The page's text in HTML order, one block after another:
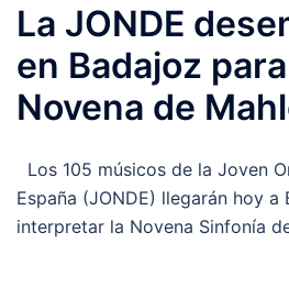
La JONDE
en Badajoz
Novena de
Los 105 músicos de la Joven
España (JONDE) llegarán hoy a
interpretar la Novena Sinfonía